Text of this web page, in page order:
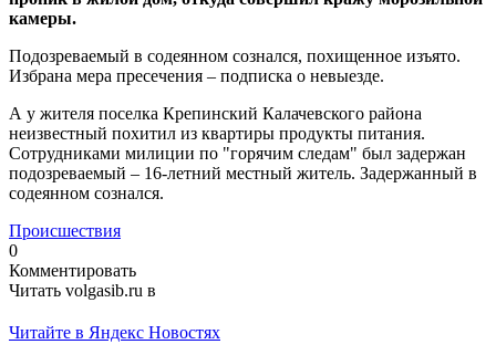
камеры.
Подозреваемый в содеянном сознался, похищенное изъято.
Избрана мера пресечения – подписка о невыезде.
А у жителя поселка Крепинский Калачевского района
неизвестный похитил из квартиры продукты питания.
Сотрудниками милиции по "горячим следам" был задержан
подозреваемый – 16-летний местный житель. Задержанный в
содеянном сознался.
Происшествия
0
Комментировать
Читать volgasib.ru в
Читайте в Яндекс Новостях